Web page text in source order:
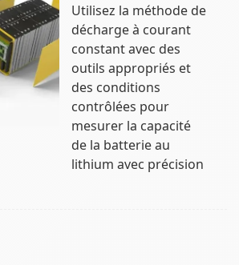
Utilisez la méthode de
décharge à courant
constant avec des
outils appropriés et
des conditions
contrôlées pour
mesurer la capacité
de la batterie au
lithium avec précision